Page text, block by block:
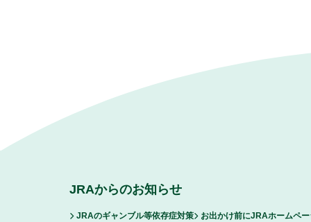
JRAからのお知らせ
JRAのギャンブル等依存症対策
お出かけ前にJRAホームペ